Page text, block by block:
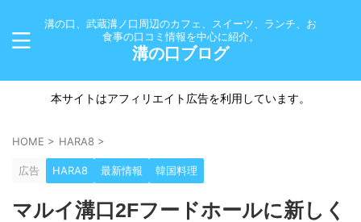
溝の口、武蔵溝ノ口周辺のカフェ、スイーツ、ランチ、お
食事の口コミ情報を中心に紹介。
溝の口ブログ
本サイトはアフィリエイト広告を利用しています。
HOME > HARA8 >
広告 HARA8 最新情報 韓国料理
マルイ溝口2Fフードホールに新しく